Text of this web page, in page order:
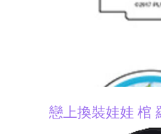
戀上換裝娃娃 棺